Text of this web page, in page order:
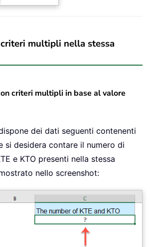
criteri multipli nella stessa
criteri multipli in base al valore
dei dati seguenti contenenti
si desidera contare il numero di
e KTO presenti nella stessa
nello screenshot: